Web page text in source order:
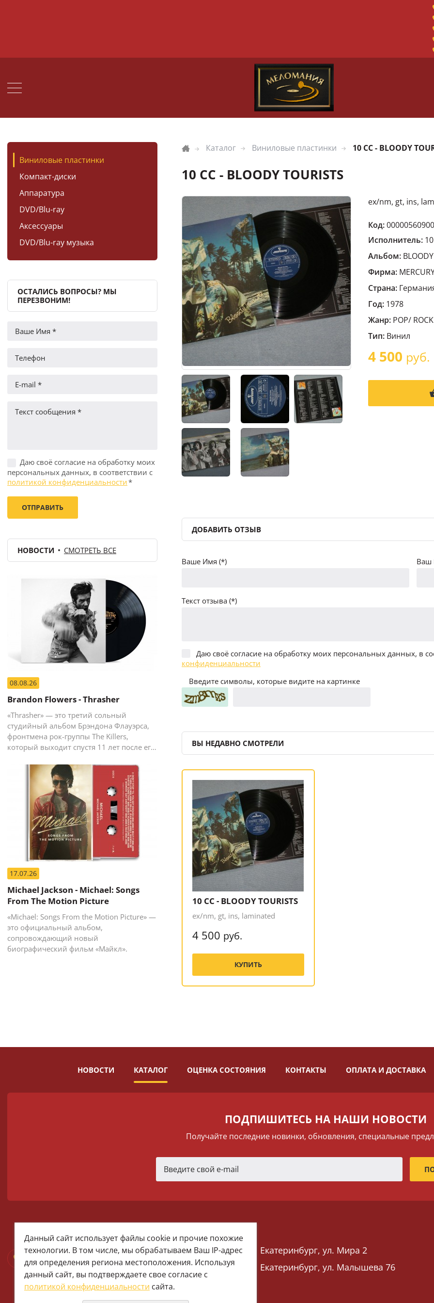
Виниловые пластинки
Компакт-диски
Аппаратура
DVD/Blu-ray
Аксессуары
DVD/Blu-ray музыка
ОСТАЛИСЬ ВОПРОСЫ? МЫ
ПЕРЕЗВОНИМ!
Даю своё согласие на обработку моих
персональных данных, в соответствии с
политикой конфиденциальности*
НОВОСТИ СМОТРЕТЬ ВСЕ
08.08.26
Brandon Flowers - Thrasher
«Thrasher» — это третий сольный
студийный альбом Брэндона Флауэрса,
фронтмена рок-группы The Killers,
который выходит спустя 11 лет после его
Desired Effect (2015).
17.07.26
Michael Jackson - Michael: Songs
From The Motion Picture
«Michael: Songs From the Motion Picture» —
это официальный альбом,
сопровождающий новый
биографический фильм «Майкл».
Каталог Виниловые пластинки 10 CC - BLOODY
10 CC - BLOODY TOURISTS
ex/nm, gt, ins,
Код:00000560900
Исполнитель:
Альбом:
Фирма:
Страна:
Год: 1978
Жанр: POP/ ROCK
Тип: Винил
4 500 руб.
ДОБАВИТЬ ОТЗЫВ
Ваше Имя (*) Ваш
Текст отзыва (*)
Даю своё согласие на обработку моих персональных данных, в
конфиденциальности
Введите символы, которые видите на картинке
ВЫ НЕДАВНО СМОТРЕЛИ
10 CC - BLOODY TOURISTS
ex/nm, gt, ins, laminated
4 500 руб.
КУПИТЬ
НОВОСТИ КАТАЛОГ ОЦЕНКА СОСТОЯНИЯ КОНТАКТЫ ОПЛАТА И ДОСТАВКА
ПОДПИШИТЕСЬ НА НАШИ НОВОСТИ
Получайте последние новинки, обновления, специальные
+7 (922) 025-50-71 (MAX)
Тел:+7 (343) 374-15-67 (Мира 2)
Тел: +7 (343) 371-19-13 (Малышева 76)
+7 (922) 609-29-80 (MAX)
Екатеринбург, ул. Мира 2
Екатеринбург, ул. Малышева 76
Данный сайт использует файлы cookie и прочие похожие
технологии. В том числе, мы обрабатываем Ваш IP-адрес
для определения региона местоположения. Используя
данный сайт, вы подтверждаете свое согласие с
политикой конфиденциальности сайта.